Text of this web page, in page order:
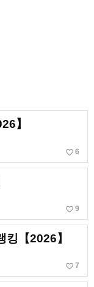
】
favorite_border 6
favorite_border 9
【2026】
favorite_border 7